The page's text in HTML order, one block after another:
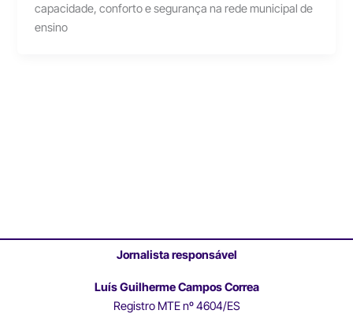
capacidade, conforto e segurança na rede municipal de
ensino
Jornalista responsável
Luís Guilherme Campos Correa
Registro MTE nº 4604/ES